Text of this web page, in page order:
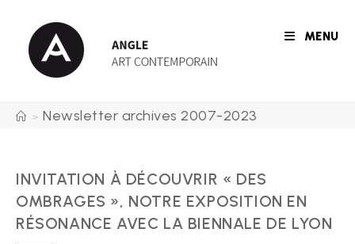
content
MENU
> Newsletter archives 2007-2023
INVITATION À DÉCOUVRIR « DES
OMBRAGES », NOTRE EXPOSITION EN
RÉSONANCE AVEC LA BIENNALE DE LYON